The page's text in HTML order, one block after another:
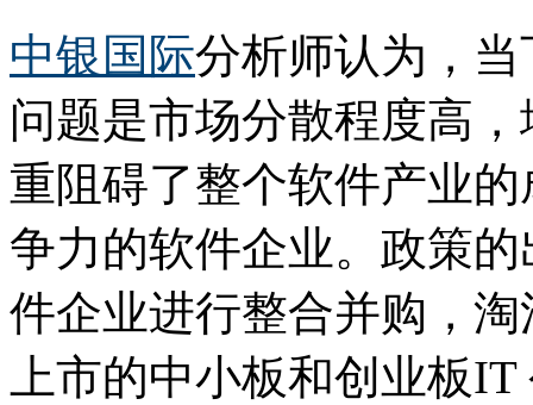
中银国际分析师认为，
问题是市场分散程度高
重阻碍了整个软件产业
争力的软件企业。政策
件企业进行整合并购，
上市的中小板和创业板